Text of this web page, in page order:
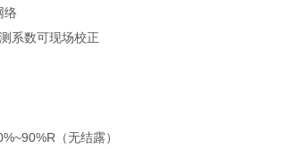
络
系数可现场校正
（无结露）